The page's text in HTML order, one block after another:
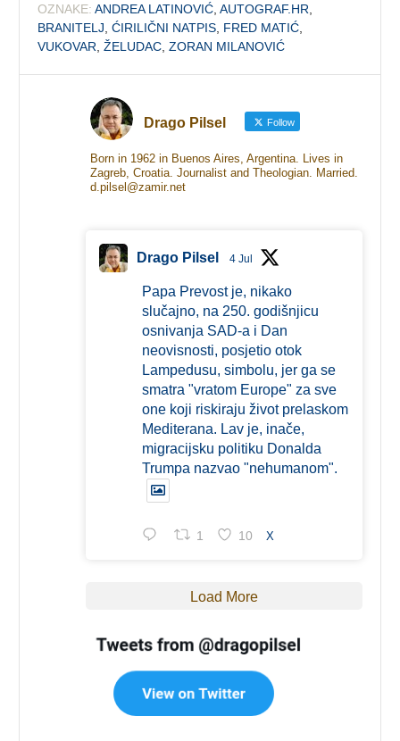
OZNAKE: ANDREA LATINOVIĆ ,AUTOGRAF.HR
BRANITELJ ,ĆIRILIČNI NATPIS FRED MATIĆ
VUKOVAR ,ŽELUDAC ,ZORAN MILANOVIĆ
Drago Pilsel Follow
Born in 1962 in Buenos Aires, Argentina. Lives in
Zagreb, Croatia. Journalist and Theologian. Married.
d.pilsel@zamir.net
Drago Pilsel 4 Jul
Papa Prevost je, nikako
slučajno, na 250. godišnjicu
osnivanja SAD-a i Dan
neovisnosti, posjetio otok
Lampedusu, simbolu, jer ga se
smatra "vratom Europe" za sve
one koji riskiraju život prelaskom
Mediterana. Lav je, inače,
migracijsku politiku Donalda
Trumpa nazvao "nehumanom".
1 10 X
Load More